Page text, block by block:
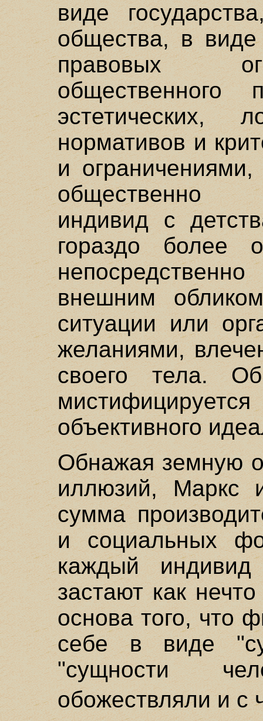
виде
общества, в
правовых
эстетических,
нормативов и
и
общественно
индивид с
гораздо более
внешним
ситуации или
желаниями,
своего тела.
объективного
Обнажая земную
иллюзий, Маркс
сумма
и социальных
каждый
застают как
основа того, что
себе в виде
"сущности
обожествляли и с